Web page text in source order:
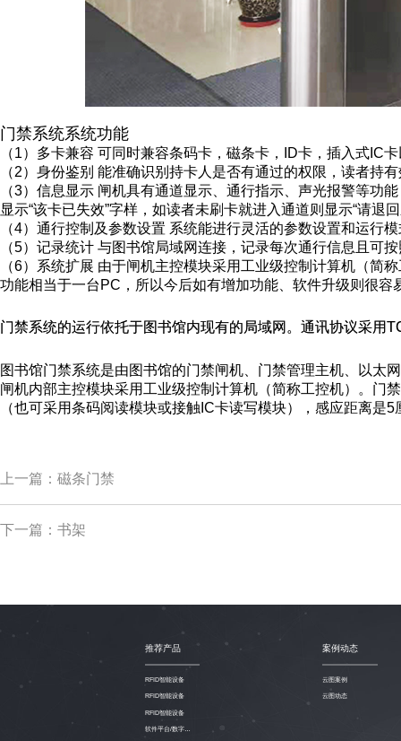
门禁系统系统功能
（1）多卡兼容 可同时兼容条码卡，磁条卡，ID卡，插入式IC
（2）身份鉴别 能准确识别持卡人是否有通过的权限，读者持
（3）信息显示 闸机具有通道显示、通行指示、声光报警等功
显示“该卡已失效”字样，如读者未刷卡就进入通道则显示“请退
（4）通行控制及参数设置 系统能进行灵活的参数设置和运行
（5）记录统计 与图书馆局域网连接，记录每次通行信息且可
（6）系统扩展 由于闸机主控模块采用工业级控制计算机（
功能相当于一台PC，所以今后如有增加功能、软件升级则很容
门禁系统的运行依托于图书馆内现有的局域网。通讯协议采用
图书馆门禁系统是由图书馆的门禁闸机、门禁管理主机、以太
闸机内部主控模块采用工业级控制计算机（简称工控机）。门
（也可采用条码阅读模块或接触IC卡读写模块），感应距离是5
上一篇：磁条门禁
下一篇：书架
推荐产品
RFID智能设备
RFID智能设备
RFID智能设备
软件平台/数字资源
案例动态
云图案例
云图动态